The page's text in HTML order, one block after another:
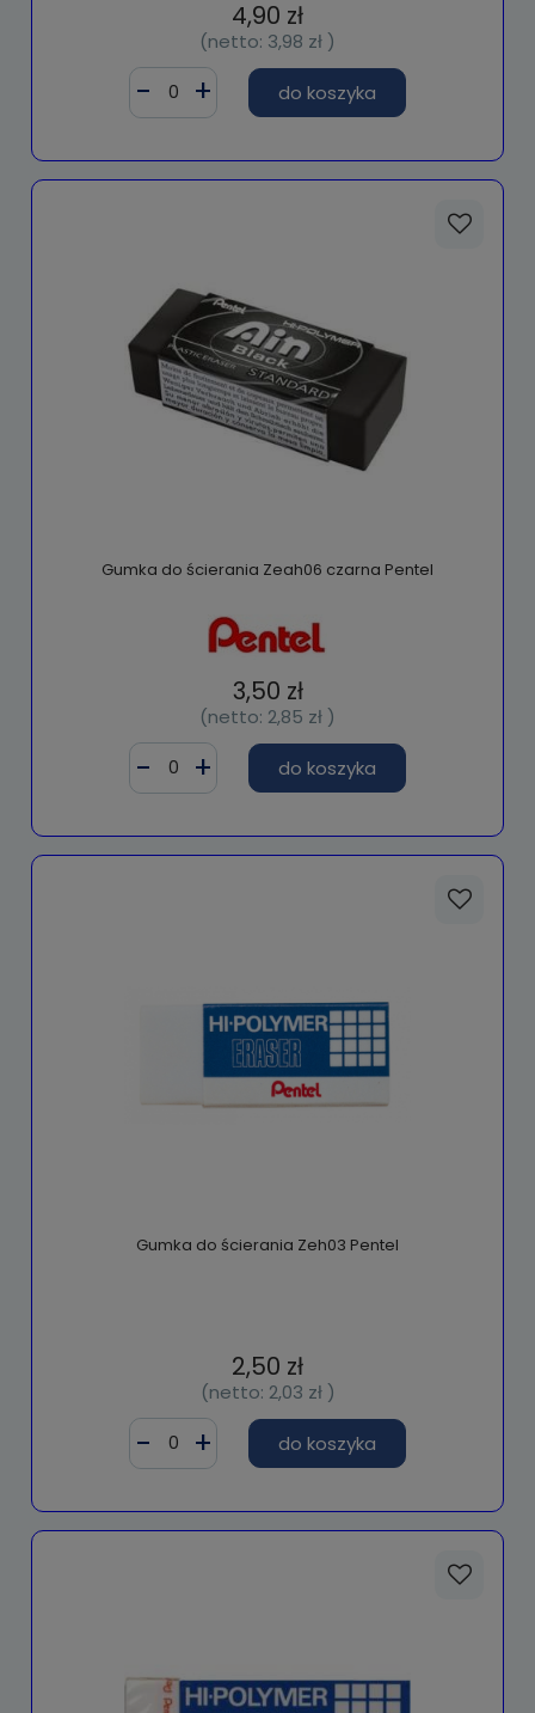
4,90 zł
(netto: 3,98 zł )
do koszyka
Gumka do ścierania Zeah06 czarna Pentel
3,50 zł
(netto: 2,85 zł )
do koszyka
Gumka do ścierania Zeh03 Pentel
2,50 zł
(netto: 2,03 zł)
do koszyka